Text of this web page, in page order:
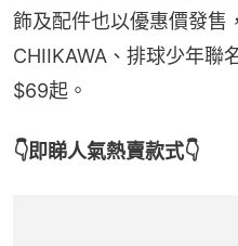
飾及配件也以優惠價發售
CHIIKAWA、排球少年聯
$69起。
👇即睇人氣熱賣款式👇